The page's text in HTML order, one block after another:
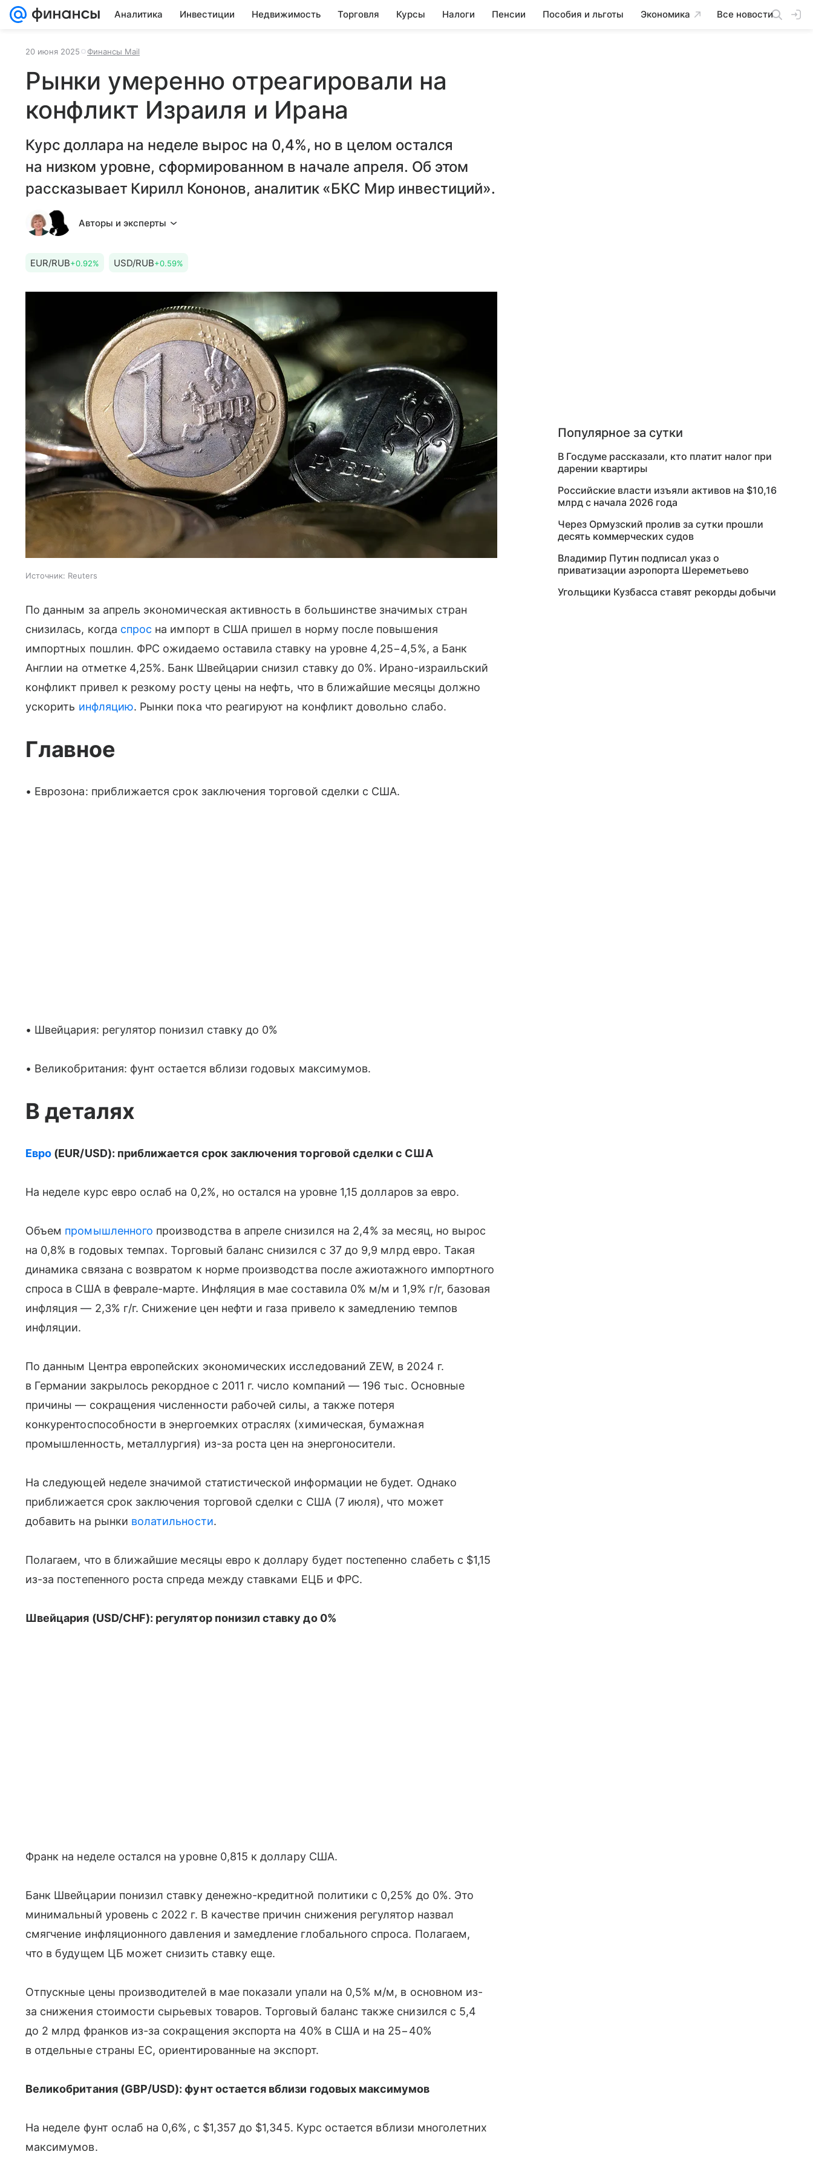
Аналитика Инвестиции Недвижимость Торговля Курсы Налоги Пенсии Пособия и льготы Экономика Все новости
20 июня 2025 Финансы Mail
Рынки умеренно отреагировали на
конфликт Израиля и Ирана
Курс доллара на неделе вырос на 0,4%, но в целом остался
на низком уровне, сформированном в начале апреля. Об этом
рассказывает Кирилл Кононов, аналитик «БКС Мир инвестиций».
Авторы и эксперты
EUR/RUB+0.92% USD/RUB+0.59%
Источник: Reuters
По данным за апрель экономическая активность в большинстве значимых стран
снизилась, когда спрос на импорт в США пришел в норму после повышения
импортных пошлин. ФРС ожидаемо оставила ставку на уровне 4,25−4,5%, а Банк
Англии на отметке 4,25%. Банк Швейцарии снизил ставку до 0%. Ирано-израильский
конфликт привел к резкому росту цены на нефть, что в ближайшие месяцы должно
ускорить инфляцию. Рынки пока что реагируют на конфликт довольно слабо.
Главное
• Еврозона: приближается срок заключения торговой сделки с США.
• Швейцария: регулятор понизил ставку до 0%
• Великобритания: фунт остается вблизи годовых максимумов.
В деталях
Евро (EUR/USD): приближается срок заключения торговой сделки с США
На неделе курс евро ослаб на 0,2%, но остался на уровне 1,15 долларов за евро.
Объем промышленного производства в апреле снизился на 2,4% за месяц, но вырос
на 0,8% в годовых темпах. Торговый баланс снизился с 37 до 9,9 млрд евро. Такая
динамика связана с возвратом к норме производства после ажиотажного импортного
спроса в США в феврале-марте. Инфляция в мае составила 0% м/м и 1,9% г/г, базовая
инфляция — 2,3% г/г. Снижение цен нефти и газа привело к замедлению темпов
инфляции.
По данным Центра европейских экономических исследований ZEW, в 2024 г.
в Германии закрылось рекордное с 2011 г. число компаний — 196 тыс. Основные
причины — сокращения численности рабочей силы, а также потеря
конкурентоспособности в энергоемких отраслях (химическая, бумажная
промышленность, металлургия) из-за роста цен на энергоносители.
На следующей неделе значимой статистической информации не будет. Однако
приближается срок заключения торговой сделки с США (7 июля), что может
добавить на рынки волатильности.
Полагаем, что в ближайшие месяцы евро к доллару будет постепенно слабеть с $1,15
из-за постепенного роста спреда между ставками ЕЦБ и ФРС.
Швейцария (USD/CHF): регулятор понизил ставку до 0%
Франк на неделе остался на уровне 0,815 к доллару США.
Банк Швейцарии понизил ставку денежно-кредитной политики с 0,25% до 0%. Это
минимальный уровень с 2022 г. В качестве причин снижения регулятор назвал
смягчение инфляционного давления и замедление глобального спроса. Полагаем,
что в будущем ЦБ может снизить ставку еще.
Отпускные цены производителей в мае показали упали на 0,5% м/м, в основном из-
за снижения стоимости сырьевых товаров. Торговый баланс также снизился с 5,4
до 2 млрд франков из-за сокращения экспорта на 40% в США и на 25−40%
в отдельные страны ЕС, ориентированные на экспорт.
Великобритания (GBP/USD): фунт остается вблизи годовых максимумов
На неделе фунт ослаб на 0,6%, с $1,357 до $1,345. Курс остается вблизи многолетних
максимумов.
Популярное за сутки
В Госдуме рассказали, кто платит налог при
дарении квартиры
Российские власти изъяли активов на $10,16
млрд с начала 2026 года
Через Ормузский пролив за сутки прошли
десять коммерческих судов
Владимир Путин подписал указ о
приватизации аэропорта Шереметьево
Угольщики Кузбасса ставят рекорды добычи